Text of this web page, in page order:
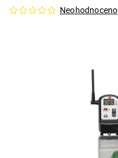
Neohodnoceno